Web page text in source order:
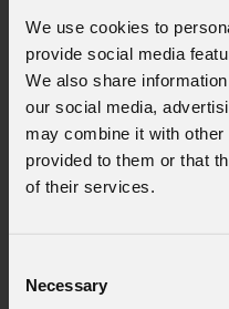
We use cookies to
provide social media
We also share
our social media,
may combine it with other
provided to them or that
of their services.
Selection
Necessary